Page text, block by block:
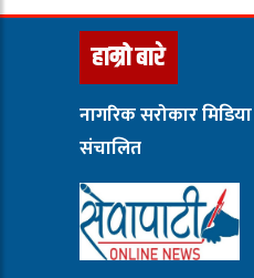
हाम्रो बारे
नागरिक सरोकार मिडिया
संचालित